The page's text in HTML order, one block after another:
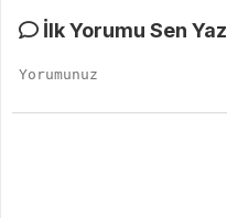
İlk Yorumu Sen Yaz